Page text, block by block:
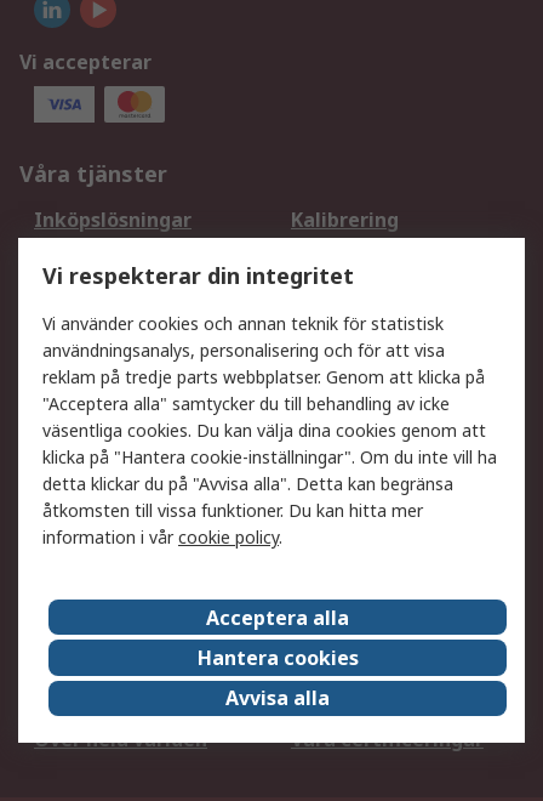
Vi accepterar
Våra tjänster
Inköpslösningar
Kalibrering
DesignSpark
Teknisk Support
Ditt lokala säljteam
Exportlösningar
Support
Få hjälp
Retur av varor
Leverans
Spåra din order
Begär en fakturakopi
Fördelar med RS-konto
Betalningsalternativ
Om RS
Försäljningsvillkor
Det juridiska
Press Centre
Jobba hos RS
ESG
Över hela världen
Våra certificeringar
Vi respekterar din integritet
Vi använder cookies och annan teknik för statistisk
användningsanalys, personalisering och för att visa
reklam på tredje parts webbplatser. Genom att klicka på
"Acceptera alla" samtycker du till behandling av icke
väsentliga cookies. Du kan välja dina cookies genom att
klicka på "Hantera cookie-inställningar". Om du inte vill ha
detta klickar du på "Avvisa alla". Detta kan begränsa
åtkomsten till vissa funktioner. Du kan hitta mer
information i vårcookie policy.
Acceptera alla
Hantera cookies
Avvisa alla